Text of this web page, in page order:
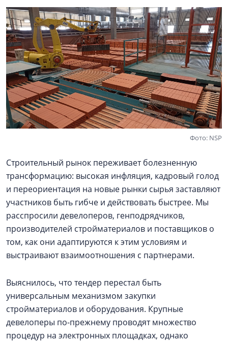
Фото: NSP
Строительный рынок переживает болезненную
трансформацию: высокая инфляция, кадровый голод
и переориентация на новые рынки сырья заставляют
участников быть гибче и действовать быстрее. Мы
расспросили девелоперов, генподрядчиков,
производителей стройматериалов и поставщиков о
том, как они адаптируются к этим условиям и
выстраивают взаимоотношения с партнерами.
Выяснилось, что тендер перестал быть
универсальным механизмом закупки
стройматериалов и оборудования. Крупные
девелоперы по-прежнему проводят множество
процедур на электронных площадках, однако